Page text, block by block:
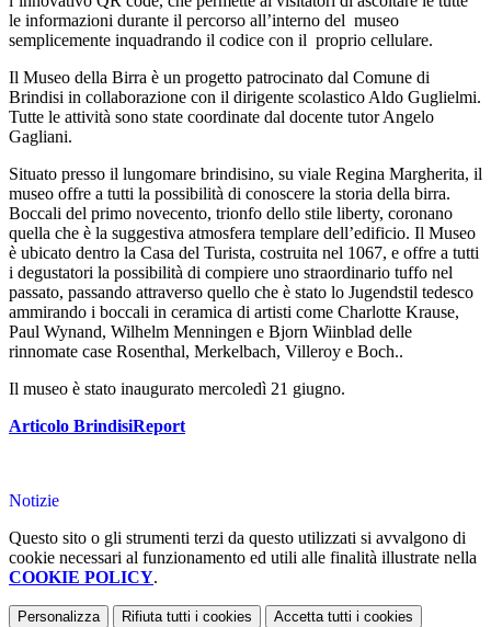
le informazioni durante il percorso all’interno del museo
semplicemente inquadrando il codice con il proprio cellulare.
Il Museo della Birra è un progetto patrocinato dal Comune di
Brindisi in collaborazione con il dirigente scolastico Aldo Guglielmi.
Tutte le attività sono state coordinate dal docente tutor Angelo
Gagliani.
Situato presso il lungomare brindisino, su viale Regina Margherita, il
museo offre a tutti la possibilità di conoscere la storia della birra.
Boccali del primo novecento, trionfo dello stile liberty, coronano
quella che è la suggestiva atmosfera templare dell’edificio. Il Museo
è ubicato dentro la Casa del Turista, costruita nel 1067, e offre a tutti
i degustatori la possibilità di compiere uno straordinario tuffo nel
passato, passando attraverso quello che è stato lo Jugendstil tedesco
ammirando i boccali in ceramica di artisti come Charlotte Krause,
Paul Wynand, Wilhelm Menningen e Bjorn Wiinblad delle
rinnomate case Rosenthal, Merkelbach, Villeroy e Boch..
Il museo è stato inaugurato mercoledì 21 giugno.
Articolo BrindisiReport
Notizie
Questo sito o gli strumenti terzi da questo utilizzati si avvalgono di
cookie necessari al funzionamento ed utili alle finalità illustrate nella
COOKIE POLICY.
Personalizza Rifiuta tutti i cookies Accetta tutti i cookies